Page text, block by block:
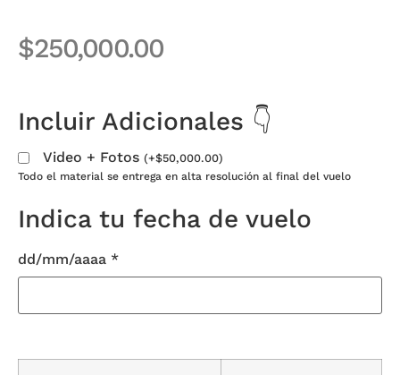
$250,000.00
Incluir Adicionales 👇
Video + Fotos (+$50,000.00)
Todo el material se entrega en alta resolución al final del vuelo
Indica tu fecha de vuelo
dd/mm/aaaa *